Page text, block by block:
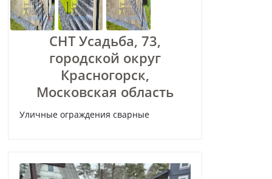
СНТ Усадьба, 73,
городской округ
Красногорск,
Московская область
Уличные ограждения сварные